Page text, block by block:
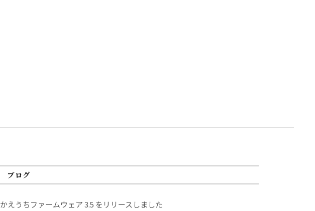
ブログ
かえうちファームウェア 3.5 をリリースしました